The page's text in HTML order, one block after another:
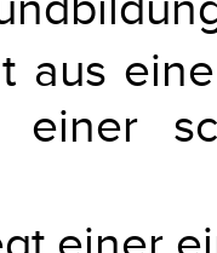
aus
einer